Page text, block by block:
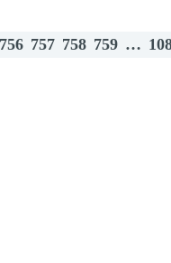
756 757 758 759 …